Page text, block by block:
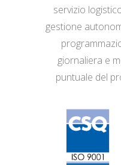
servizio
gestione
giornaliera e
puntuale del